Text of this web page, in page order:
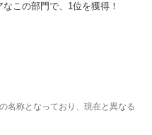
この部門で、1位を獲得！
名称となっており、現在と異なる